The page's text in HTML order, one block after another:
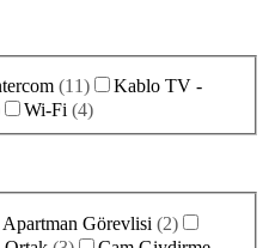
(11)
Kablo TV -
Wi-Fi (4)
Apartman Görevlisi (2)